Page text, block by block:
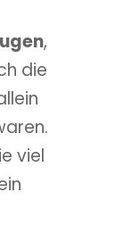
,
die
viel